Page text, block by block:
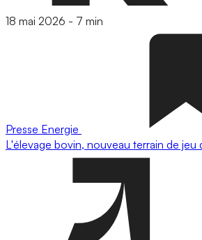
18 mai 2026 - 7 min
Presse Energie
L'élevage bovin, nouveau terrain de jeu